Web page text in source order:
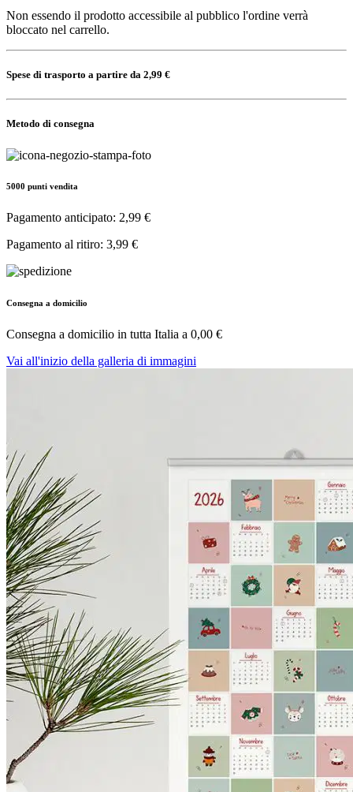
Non essendo il prodotto accessibile al pubblico l'ordine verrà
bloccato nel carrello.
Spese di trasporto a partire da 2,99 €
Metodo di consegna
5000 punti vendita
Pagamento anticipato: 2,99 €
Pagamento al ritiro: 3,99 €
Consegna a domicilio
Consegna a domicilio in tutta Italia a 0,00 €
Vai all'inizio della galleria di immagini